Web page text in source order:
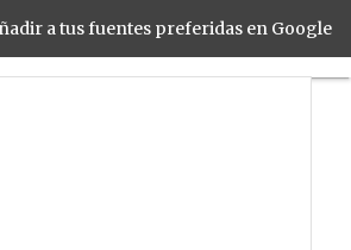
a tus fuentes preferidas en Google